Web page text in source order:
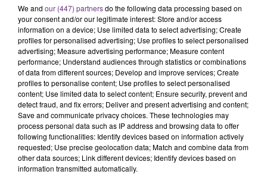
TITRES DIFFUSÉS
18h19
18h19
TAME IMPALA & JENNIE
18h16
18h16
We and our (447) partnersdo the following data processing based on
your consent and/or our legitimate interest: Store and/or access
information on a device; Use limited data to select advertising; Create
profiles for personalised advertising; Use profiles to select personalised
advertising; Measure advertising performance; Measure content
performance; Understand audiences through statistics or combinations
of data from different sources; Develop and improve services; Create
profiles to personalise content; Use profiles to select personalised
content; Use limited data to select content; Ensure security, prevent and
detect fraud, and fix errors; Deliver and present advertising and content;
Save and communicate privacy choices. These technologies may
process personal data such as IP address and browsing data to offer
following functionalities: Identify devices based on information actively
requested; Use precise geolocation data; Match and combine data from
other data sources; Link different devices; Identify devices based on
information transmitted automatically.